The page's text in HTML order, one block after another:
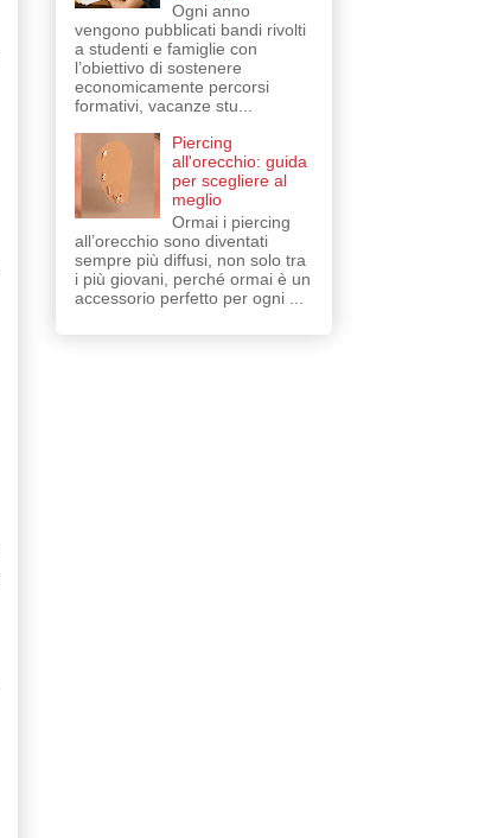
Ogni anno
vengono pubblicati bandi rivolti
a studenti e famiglie con
l’obiettivo di sostenere
economicamente percorsi
formativi, vacanze stu...
Piercing
all'orecchio: guida
per scegliere al
meglio
Ormai i piercing
all’orecchio sono diventati
sempre più diffusi, non solo tra
i più giovani, perché ormai è un
accessorio perfetto per ogni ...